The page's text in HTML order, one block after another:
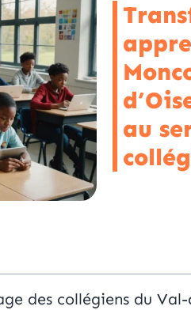
au
des collégiens du Val-